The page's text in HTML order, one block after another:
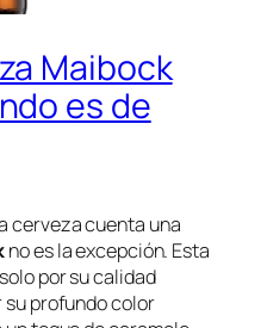
Maibock
es de
cerveza cuenta una
no es la excepción. Esta
por su calidad
profundo color